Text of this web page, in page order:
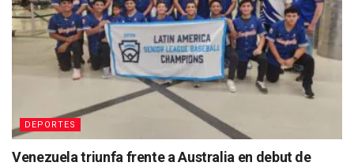
DEPORTES
Venezuela triunfa frente a Australia en debut de